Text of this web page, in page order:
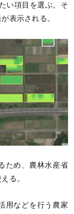
い項目を選ぶ。そ
表示される。
ため、農林水産省
る。
用などを行う農家